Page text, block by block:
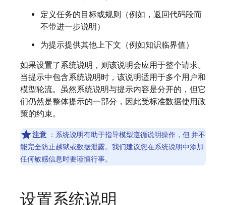
定义任务的目标或规则（例如，返回代码段而
不带进一步说明）
为提示提供其他上下文（例如知识临界值）
如果设置了系统说明，则该说明会应用于整个请求。
当提示中包含系统说明时，该说明适用于多个用户和
模型轮流。虽然系统说明与提示内容是分开的，但它
们仍然是整体提示的一部分，因此受标准数据使用政
策的约束。
注意 ：系统说明有助于指导模型遵循说明操作，但 并不
能完全防止越狱或数据泄露。我们建议您在系统说明中添加
任何敏感信息时要谨慎行事。
设置系统说明